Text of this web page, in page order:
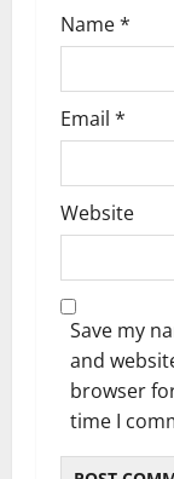
Name*
Email *
Website
Save my
and
browser
time I